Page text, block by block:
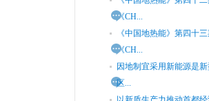
《CH...
《中国地热能》第四十
《CH...
因地制宜采用新能源是
区...